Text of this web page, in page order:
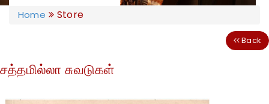
Home Store
Back
சத்தமில்லா சுவடுகள்